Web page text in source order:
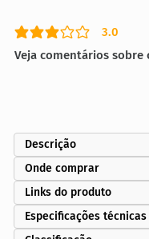
3.0
classificação média é 3
Veja comentários
Descrição
Onde comprar
Links do produto
Especificações técnicas